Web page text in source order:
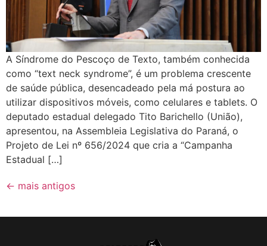
A Síndrome do Pescoço de Texto, também conhecida
como “text neck syndrome”, é um problema crescente
de saúde pública, desencadeado pela má postura ao
utilizar dispositivos móveis, como celulares e tablets. O
deputado estadual delegado Tito Barichello (União),
apresentou, na Assembleia Legislativa do Paraná, o
Projeto de Lei nº 656/2024 que cria a “Campanha
Estadual […]
← mais antigos